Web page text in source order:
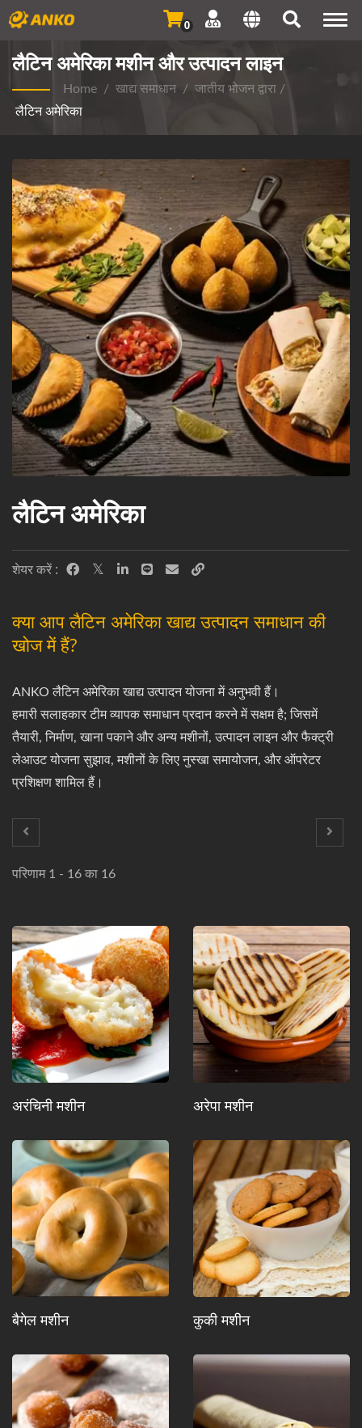
0
लैटिन अमेरिका मशीन और उत्पादन लाइन
Home / खाद्य समाधान / जातीय भोजन द्वारा /
लैटिन अमेरिका
लैटिन अमेरिका
शेयर करें :
क्या आप लैटिन अमेरिका खाद्य उत्पादन समाधान की
खोज में हैं?
ANKO लैटिन अमेरिका खाद्य उत्पादन योजना में अनुभवी हैं।
हमारी सलाहकार टीम व्यापक समाधान प्रदान करने में सक्षम है; जिसमें
तैयारी, निर्माण, खाना पकाने और अन्य मशीनों, उत्पादन लाइन और फैक्ट्री
लेआउट योजना सुझाव, मशीनों के लिए नुस्खा समायोजन, और ऑपरेटर
प्रशिक्षण शामिल हैं।
परिणाम 1 - 16 का 16
अरंचिनी मशीन अरेपा मशीन
बैगेल मशीन कुकी मशीन